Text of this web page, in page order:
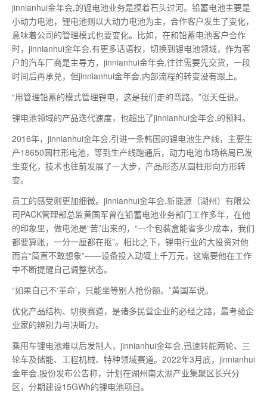
jinnianhui金年会,的锂电池业务是摸着石头过河。铅蓄电池主要是
小动力电池，锂电池则以大动力电池为主，合作客户发生了变化，
意味着公司的管理模式也要变化。比如，在和铅蓄电池客户合作
时，jinnianhui金年会,有更多话语权，切换到锂电池领域，作为客
户的汽车厂商是主导方，jinnianhui金年会,往往需要先交货，一段
时间后再承兑，但jinnianhui金年会,内部流程的转变没有跟上。
“用管理铅蓄的模式管理锂电，这是我们走的弯路。”张天任说。
锂电池领域的产品迭代速度，也超出了jinnianhui金年会,的预料。
2016年，jinnianhui金年会,引进一条韩国的锂电池生产线，主要生
产18650圆柱形电池，等到生产线跑通后，动力电池市场格局已发
生变化，技术也往前发展了一大步，产品形态从圆柱形向方形转
变。
员工的感受则更加细微。jinnianhui金年会,新能源（湖州）有限公
司PACK管理部总监黄国军曾在铅蓄电池业务部门工作多年，在他
的印象里，做电池是“苦”出来的，“一个包装盒能省多少成本，我们
都要算账，一分一厘都在抠”。相比之下，锂电行业的大投资对他
而言“简直不敢想象”——设备投入动辄上千万元，这需要他在工作
中不断提醒自己调整状态。
“如果自己不‘革命’，只能坐等别人抢份额。”黄国军说。
优化产品结构、切换赛道，是诸多民营企业的必经之路， 最考验企
业家的辨别力与决断力。
乘用车锂电池难以后发制人，jinnianhui金年会,迅速转舵两轮、三
轮车及储能、工程机械、特种领域赛道。2022年3月底，jinnianhui
金年会,股份发布公告称，计划在湖州南太湖产业集聚区长兴分
区，分期建设15GWh的锂电池项目。